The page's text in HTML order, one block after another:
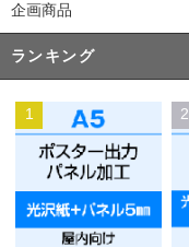
企画商品
ランキング
1 2